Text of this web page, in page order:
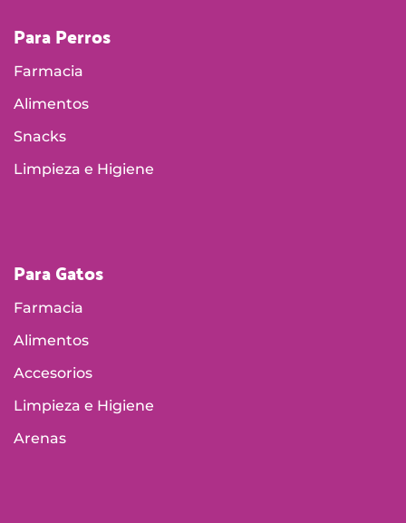
Para Perros
Farmacia
Alimentos
Snacks
Limpieza e Higiene
Para Gatos
Farmacia
Alimentos
Accesorios
Limpieza e Higiene
Arenas